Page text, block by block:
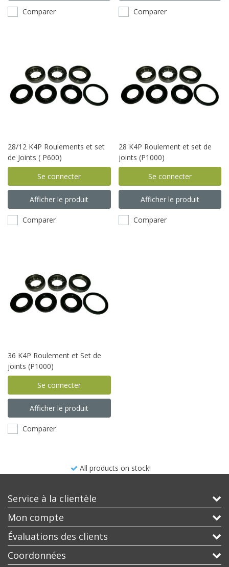
Comparer Comparer
28/12 K4P Roulements et set
de Joints ( P600)
Se connecter
Afficher le produit
Comparer
28 K4P Roulement et set de
joints (P1000)
Se connecter
Afficher le produit
Comparer
36 K4P Roulement et Set de
joints (P1000)
Se connecter
Afficher le produit
Comparer
All products on stock!
Service à la clientèle
Mon compte
Évaluations des clients
Coordonnées